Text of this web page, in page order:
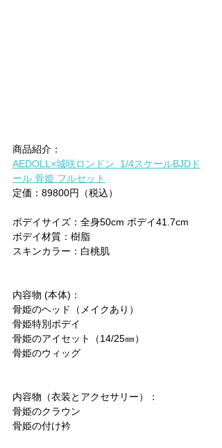
商品紹介：
AEDOLL×城咲ロンドン  1/4スケールBJDド
ール 骨姫 フルセット
定価：89800円（税込）
ボデイサイズ：全身50cm ボデイ41.7cm
ボデイ材質：樹脂
スキンカラー：白桃肌
内容物 (本体)：
骨姫のヘッド（メイクあり）
骨姫特別ボデイ
骨姫のアイセット（14/25㎜）
骨姫のウィッグ
内容物（衣装とアクセサリー）：
骨姫のクラウン
骨姫の付け衿